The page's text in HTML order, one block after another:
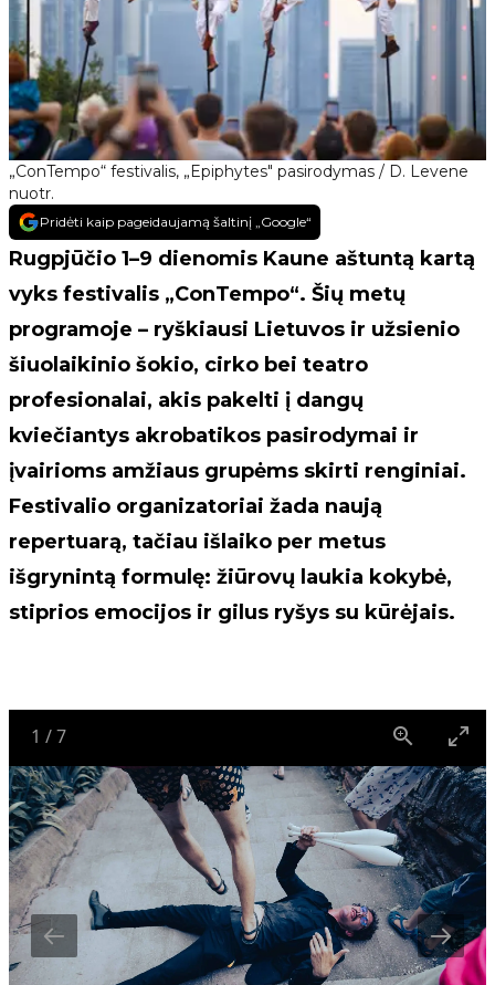
„ConTempo“ festivalis, „Epiphytes" pasirodymas / D. Levene
nuotr.
Pridėti kaip pageidaujamą šaltinį „Google“
Rugpjūčio 1–9 dienomis Kaune aštuntą kartą
vyks festivalis „ConTempo“. Šių metų
programoje – ryškiausi Lietuvos ir užsienio
šiuolaikinio šokio, cirko bei teatro
profesionalai, akis pakelti į dangų
kviečiantys akrobatikos pasirodymai ir
įvairioms amžiaus grupėms skirti renginiai.
Festivalio organizatoriai žada naują
repertuarą, tačiau išlaiko per metus
išgrynintą formulę: žiūrovų laukia kokybė,
stiprios emocijos ir gilus ryšys su kūrėjais.
1 /7